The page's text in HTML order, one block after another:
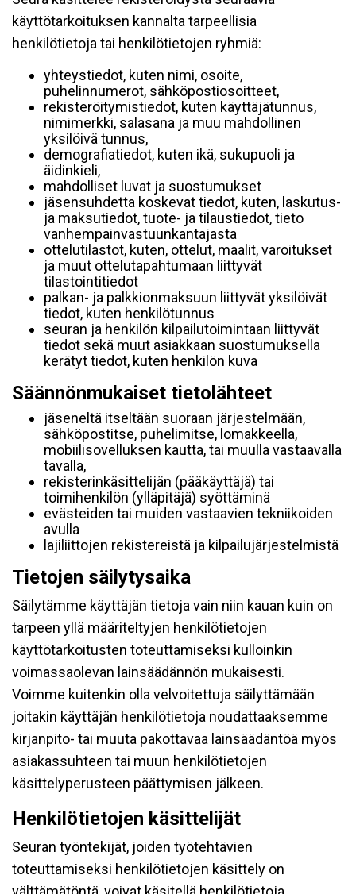
käyttötarkoituksen kannalta tarpeellisia
henkilötietoja tai henkilötietojen ryhmiä:
yhteystiedot, kuten nimi, osoite,
puhelinnumerot, sähköpostiosoitteet,
rekisteröitymistiedot, kuten käyttäjätunnus,
nimimerkki, salasana ja muu mahdollinen
yksilöivä tunnus,
demografiatiedot, kuten ikä, sukupuoli ja
äidinkieli,
mahdolliset luvat ja suostumukset
jäsensuhdetta koskevat tiedot, kuten, laskutus-
ja maksutiedot, tuote- ja tilaustiedot, tieto
vanhempainvastuunkantajasta
ottelutilastot, kuten, ottelut, maalit, varoitukset
ja muut ottelutapahtumaan liittyvät
tilastointitiedot
palkan- ja palkkionmaksuun liittyvät yksilöivät
tiedot, kuten henkilötunnus
seuran ja henkilön kilpailutoimintaan liittyvät
tiedot sekä muut asiakkaan suostumuksella
kerätyt tiedot, kuten henkilön kuva
Säännönmukaiset tietolähteet
jäseneltä itseltään suoraan järjestelmään,
sähköpostitse, puhelimitse, lomakkeella,
mobiilisovelluksen kautta, tai muulla vastaavalla
tavalla,
rekisterinkäsittelijän (pääkäyttäjä) tai
toimihenkilön (ylläpitäjä) syöttäminä
evästeiden tai muiden vastaavien tekniikoiden
avulla
lajiliittojen rekistereistä ja kilpailujärjestelmistä
Tietojen säilytysaika
Säilytämme käyttäjän tietoja vain niin kauan kuin on
tarpeen yllä määriteltyjen henkilötietojen
käyttötarkoitusten toteuttamiseksi kulloinkin
voimassaolevan lainsäädännön mukaisesti.
Voimme kuitenkin olla velvoitettuja säilyttämään
joitakin käyttäjän henkilötietoja noudattaaksemme
kirjanpito- tai muuta pakottavaa lainsäädäntöä myös
asiakassuhteen tai muun henkilötietojen
käsittelyperusteen päättymisen jälkeen.
Henkilötietojen käsittelijät
Seuran työntekijät, joiden työtehtävien
toteuttamiseksi henkilötietojen käsittely on